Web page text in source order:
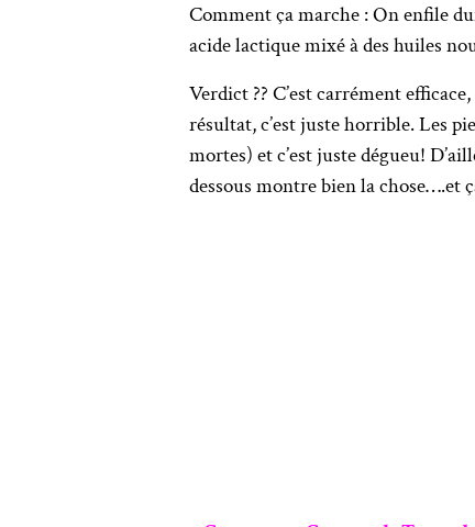
Comment ça marche : On enfile
acide lactique mixé à des huiles
Verdict ?? C’est carrément
résultat, c’est juste horrible. Les
mortes) et c’est juste dégueu!
dessous montre bien la chose….et